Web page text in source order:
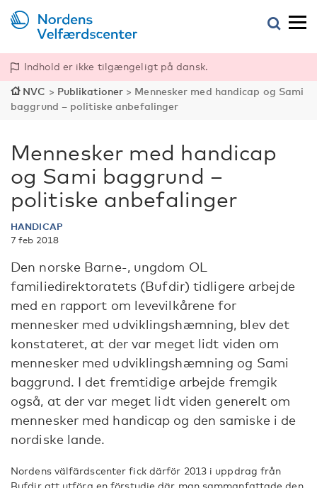
Indhold er ikke tilgængeligt på dansk.
NVC > Publikationer > Mennesker med handicap og Sami
baggrund – politiske anbefalinger
Mennesker med handicap
og Sami baggrund –
politiske anbefalinger
HANDICAP
7 feb 2018
Den norske Barne-, ungdom OL
familiedirektoratets (Bufdir) tidligere arbejde
med en rapport om levevilkårene for
mennesker med udviklingshæmning, blev det
konstateret, at der var meget lidt viden om
mennesker med udviklingshæmning og Sami
baggrund. I det fremtidige arbejde fremgik
også, at der var meget lidt viden generelt om
mennesker med handicap og den samiske i de
nordiske lande.
Nordens välfärdscenter fick därför 2013 i uppdrag från
Bufdir att utföra en förstudie där man sammanfattade den